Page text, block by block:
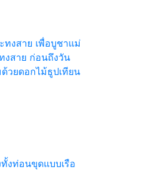
ทงสาย เพื่อบูชาแม่
งสาย ก่อนถึงวัน
วยดอกไม้ธูปเทียน
งท่อนขุดแบบเรือ